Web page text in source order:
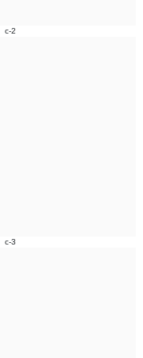
c-2
c-3